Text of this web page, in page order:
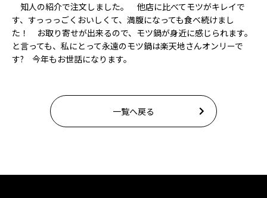
知人の紹介で注文しました。 他店に比べてモツがキレイで
す、すっっっごくおいしくて、満腹になっても食べ続けまし
た！ お取り寄せが出来るので、モツ鍋が身近に感じられます。
と言っても、私にとって永遠のモツ鍋は楽天地さんオンリーで
す? 今年もお世話になります。
一覧へ戻る